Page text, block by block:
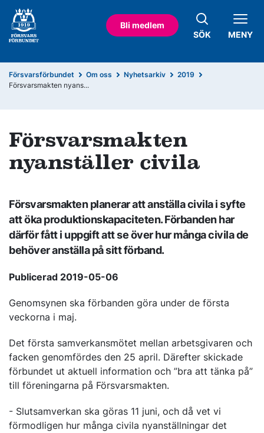
Bli medlem
SÖK
MENY
Försvarsförbundet Om oss Nyhetsarkiv
2019
Försvarsmakten nyans...
Försvarsmakten
nyanställer civila
Försvarsmakten planerar att anställa civila i syfte
att öka produktionskapaciteten. Förbanden har
därför fått i uppgift att se över hur många civila de
behöver anställa på sitt förband.
Publicerad 2019-05-06
Genomsynen ska förbanden göra under de första
veckorna i maj.
Det första samverkansmötet mellan arbetsgivaren och
facken genomfördes den 25 april. Därefter skickade
förbundet ut aktuell information och ”bra att tänka på”
till föreningarna på Försvarsmakten.
- Slutsamverkan ska göras 11 juni, och då vet vi
förmodligen hur många civila nyanställningar det